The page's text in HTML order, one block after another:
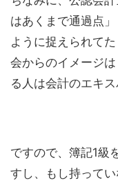
はあくまで通過点
ように捉えられて
会からのイメージ
る人は会計のエキ
ですので、簿記1級
すし、もし持って